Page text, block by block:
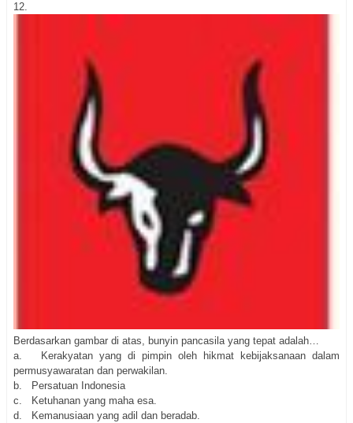
12.
Berdasarkan gambar di atas, bunyin pancasila yang tepat adalah…
a. Kerakyatan yang di pimpin oleh hikmat kebijaksanaan dalam
permusyawaratan dan perwakilan.
b. Persatuan Indonesia
c. Ketuhanan yang maha esa.
d. Kemanusiaan yang adil dan beradab.